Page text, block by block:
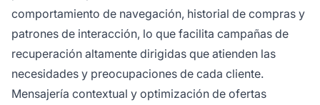
comportamiento de navegación, historial de compras y
patrones de interacción, lo que facilita campañas de
recuperación altamente dirigidas que atienden las
necesidades y preocupaciones de cada cliente.
Mensajería contextual y optimización de ofertas